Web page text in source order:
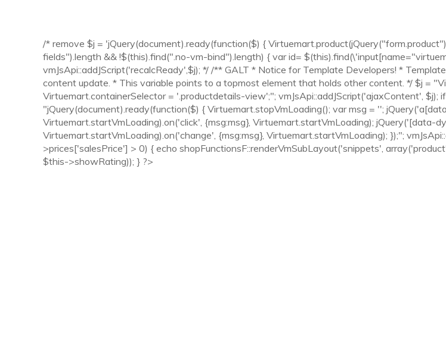
/* remove $j = 'jQuery(document).ready(function($) {
fields").length && !$(this).find(".no-vm-bind").length) { var id=
vmJsApi::addJScript('recalcReady',$j); */ /** GALT * Notice for Template Developers! *
content update. * This variable points to a topmost element that holds other content. */ $j =
Virtuemart.containerSelector = '.productdetails-view';"; vmJsApi::addJScript('ajaxContent', $j);
"jQuery(document).ready(function($) { Virtuemart.stopVmLoading(); var msg = '';
Virtuemart.startVmLoading).on('click', {msg:msg}, Virtuemart.startVmLoading); jQuery('[data-
Virtuemart.startVmLoading).on('change', {msg:msg}, Virtuemart.startVmLoading); });";
>prices['salesPrice'] > 0) { echo shopFunctionsF::renderVmSubLayout('snippets',
$this->showRating)); } ?>